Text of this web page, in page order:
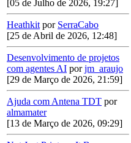
[05 de Julho de 2026, 19:27]
Heathkit por SerraCabo
[25 de Abril de 2026, 12:48]
Desenvolvimento de projetos
com agentes AI porjm_araujo
[29 de Março de 2026, 21:59]
Ajuda com Antena TDT por
almamater
[13 de Março de 2026, 09:29]